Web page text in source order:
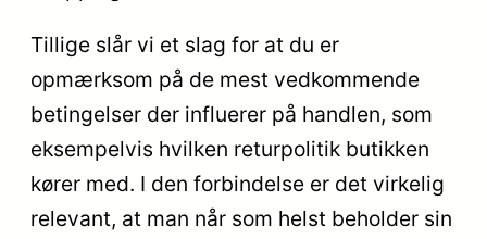
Tillige slår vi et slag for at du er
opmærksom på de mest vedkommende
betingelser der influerer på handlen, som
eksempelvis hvilken returpolitik butikken
kører med. I den forbindelse er det virkelig
relevant, at man når som helst beholder sin